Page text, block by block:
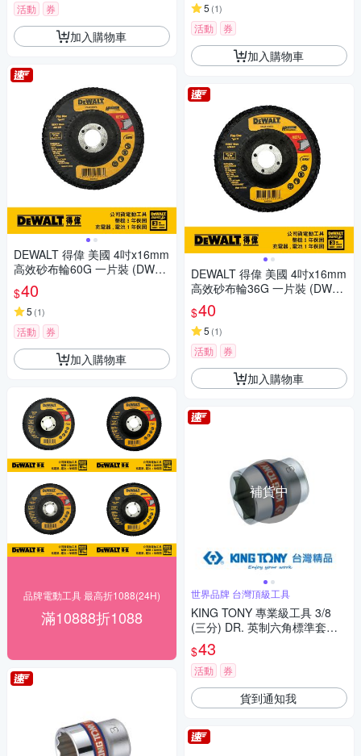
活動 券
加入購物車
DEWALT 得偉 美國 4吋x16mm
高效砂布輪60G 一片裝 (DWA4
1660FA)
$40
5 (1)
活動 券
加入購物車
品牌電動工具 最高折1088(24H)
滿10888折1088
5 (1)
活動 券
加入購物車
DEWALT 得偉 美國 4吋x16mm
高效砂布輪36G 一片裝 (DWA4
1636FA)
$40
5 (1)
活動 券
加入購物車
補貨中
世界品牌 台灣頂級工具
KING TONY 專業級工具 3/8
(三分) DR. 英制六角標準套筒
1/4inch (333508S)
$43
活動 券
貨到通知我